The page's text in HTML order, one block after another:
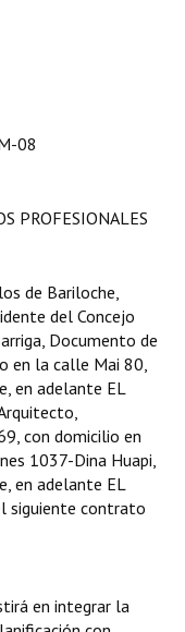
08
PROFESIONALES
de Bariloche,
del Concejo
Documento de
en la calle Mai 80,
en adelante EL
con domicilio en
1037-Dina Huapi,
en adelante EL
siguiente contrato
en integrar la